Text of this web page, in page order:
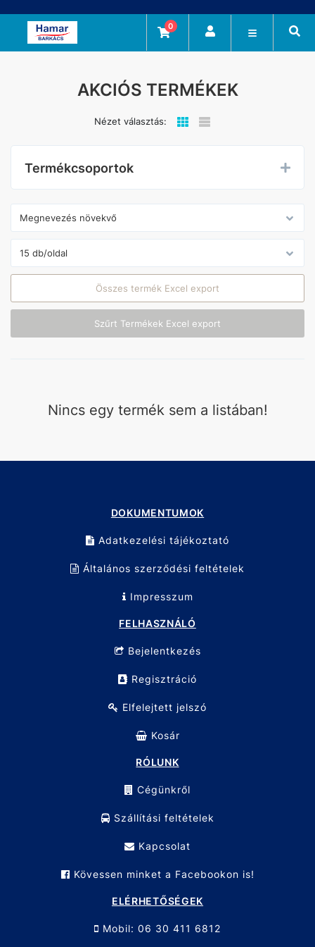
0
AKCIÓS TERMÉKEK
Nézet választás:
Termékcsoportok
Összes termék Excel export
Szűrt Termékek Excel export
Nincs egy termék sem a listában!
DOKUMENTUMOK
Adatkezelési tájékoztató
Általános szerződési feltételek
Impresszum
FELHASZNÁLÓ
Bejelentkezés
Regisztráció
Elfelejtett jelszó
Kosár
RÓLUNK
Cégünkről
Szállítási feltételek
Kapcsolat
Kövessen minket a Facebookon is!
ELÉRHETŐSÉGEK
Mobil: 06 30 411 6812